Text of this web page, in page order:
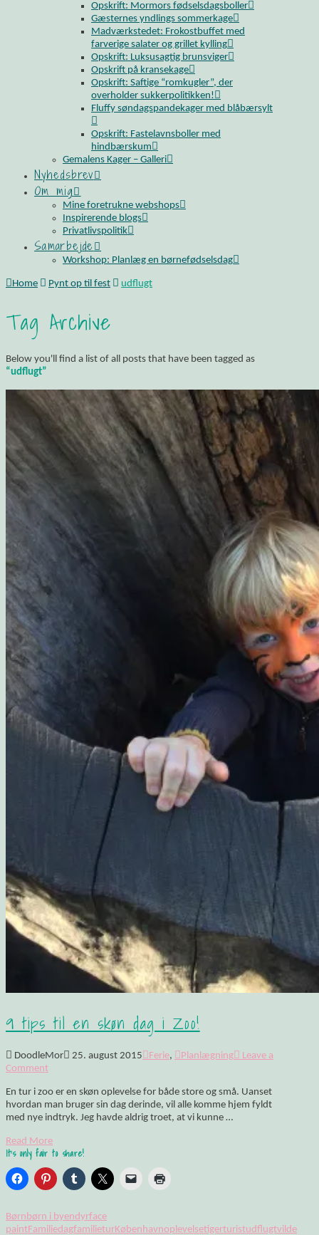
Opskrift: Mormors fødselsdagsboller
Gæsternes yndlings sommerkage
Madværkstedet: Frokostbuffet med
farverige salater og grillet kylling
Opskrift: Luksusagtig brunsviger
Opskrift på kransekage
Opskrift: Saftige “romkugler”, der
overholder sukkerpolitikken!
Fluffy søndagspandekager med blåbærsylt
Opskrift: Fastelavnsboller med
hindbærskum
Gemalens Kager – Galleri
Nyhedsbrev
Om mig
Mine foretrukne webshops
Inspirerende blogs
Privatlivspolitik
Samarbejde
Workshop: Planlæg en børnefødselsdag
Home Pynt op til fest udflugt
Tag Archive
Below you'll find a list of all posts that have been tagged as
“udflugt”
9 tips til en skøn dag i Zoo!
DoodleMor 25. august 2015 Ferie, Planlægning
Leave a
Comment
En tur i zoo er en skøn oplevelse for både store og små. Uanset
hvordan man bruger sin dag derinde, vil alle komme hjem fyldt
med nye indtryk. Jeg havde aldrig troet, at vi kunne …
Read More
It's only fair to share!
Børn børn i byendyrface
paintFamiliedagfamilieturKøbenhavnoplevelsetigerturistudflugtvilde